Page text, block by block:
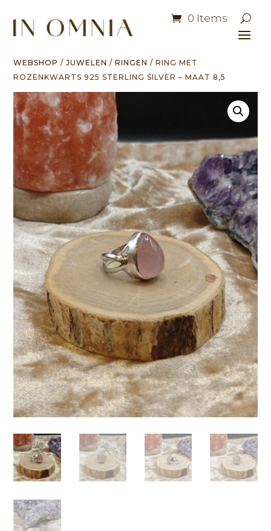
0 Items
WEBSHOP /JUWELEN /RINGEN / RING MET
ROZENKWARTS 925 STERLING SILVER – MAAT 8,5